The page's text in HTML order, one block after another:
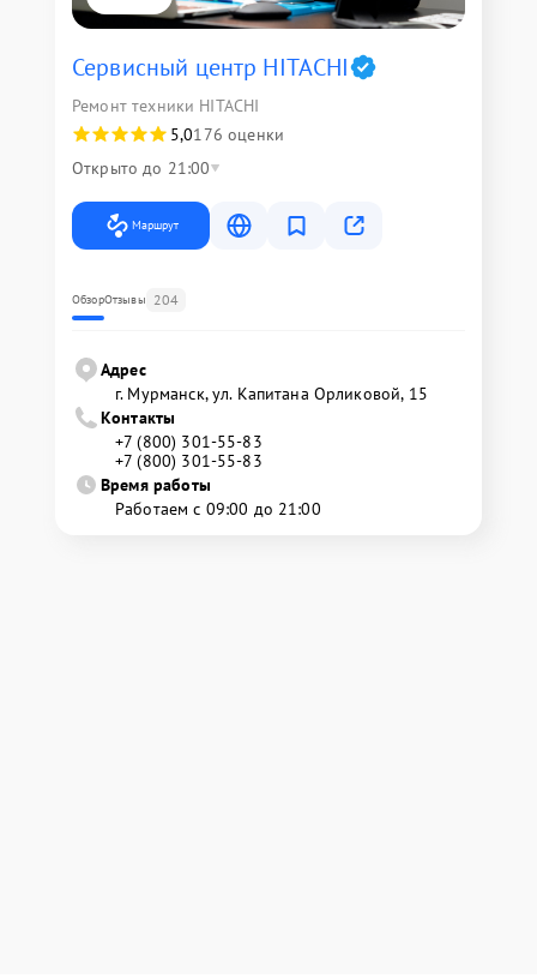
Сервисный центр HITACHI
Ремонт техники HITACHI
5,0176 оценки
Открыто до 21:00
Маршрут
ОбзорОтзывы 204
Адрес
г. Мурманск, ул. Капитана Орликовой, 15
Контакты
+7 (800) 301-55-83
+7 (800) 301-55-83
Время работы
Работаем с 09:00 до 21:00